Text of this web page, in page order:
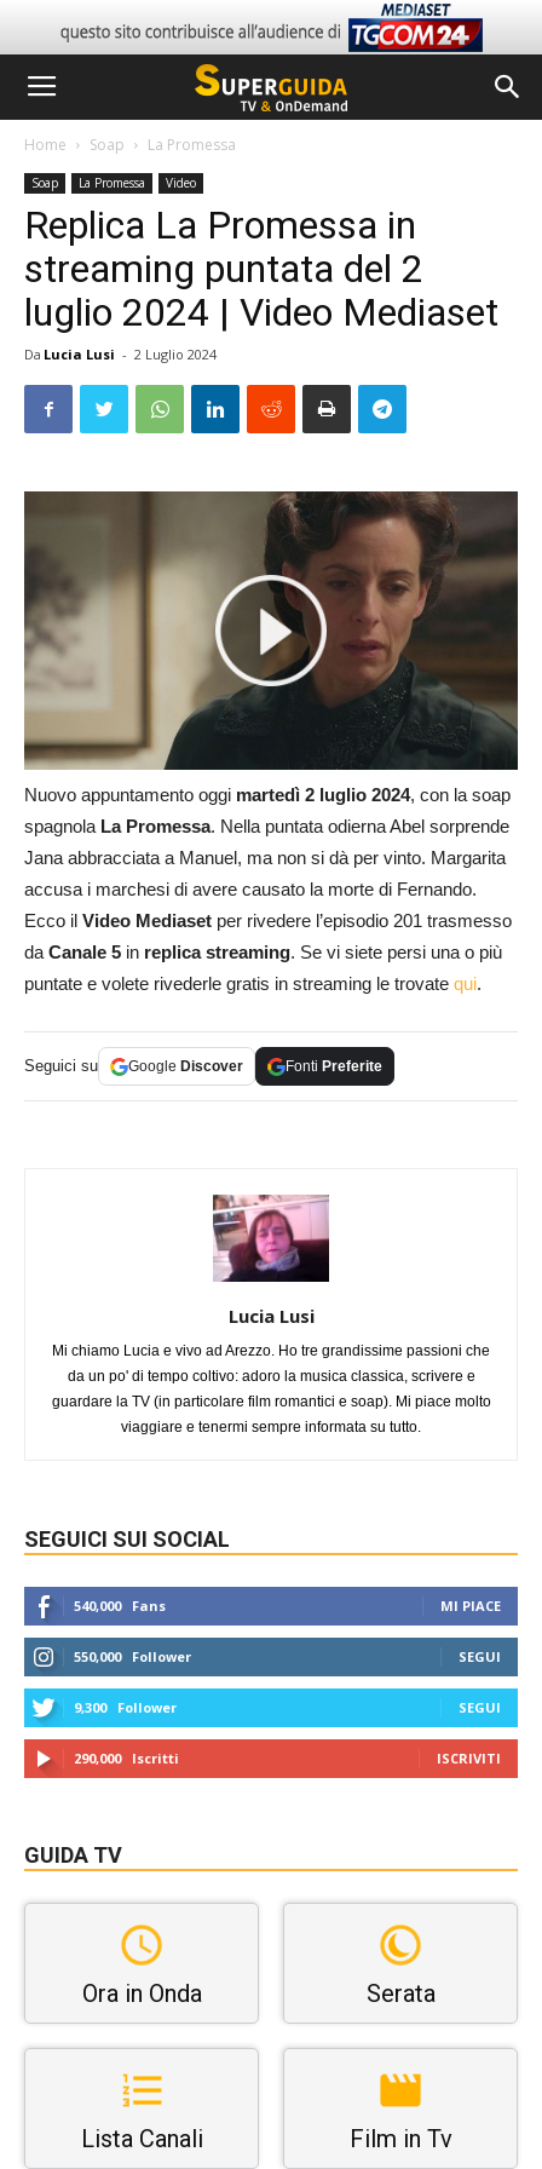
Home Soap La Promessa
Soap La Promessa Video
Replica La Promessa in
streaming puntata del 2
luglio 2024 | Video Mediaset
Da Lucia Lusi - 2 Luglio 2024
Nuovo appuntamento oggi martedì 2 luglio 2024, con la soap
spagnola La Promessa. Nella puntata odierna Abel sorprende
Jana abbracciata a Manuel, ma non si dà per vinto. Margarita
accusa i marchesi di avere causato la morte di Fernando.
Ecco il Video Mediaset per rivedere l’episodio 201 trasmesso
daCanale 5 in replica streaming. Se vi siete persi una o più
puntate e volete rivederle gratis in streaming le trovate qui.
Seguici su Google Discover Fonti Preferite
Lucia Lusi
Mi chiamo Lucia e vivo ad Arezzo. Ho tre grandissime passioni che
da un po' di tempo coltivo: adoro la musica classica, scrivere e
guardare la TV (in particolare film romantici e soap). Mi piace molto
viaggiare e tenermi sempre informata su tutto.
SEGUICI SUI SOCIAL
540,000 Fans MI PIACE
550,000 Follower SEGUI
9,300 Follower SEGUI
290,000 Iscritti ISCRIVITI
GUIDA TV
Ora in Onda Serata
Lista Canali Film in Tv